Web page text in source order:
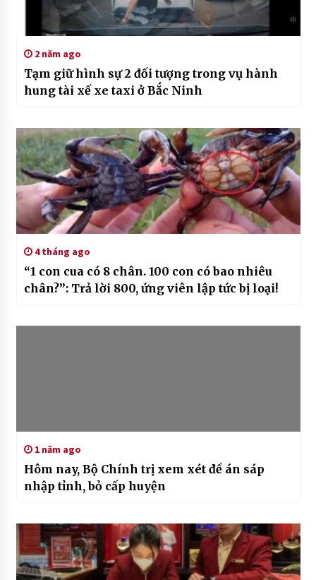
2 năm ago
Tạm giữ hình sự 2 đối tượng trong vụ hành
hung tài xế xe taxi ở Bắc Ninh
4 tháng ago
“1 con cua có 8 chân. 100 con có bao nhiêu
chân?”: Trả lời 800, ứng viên lập tức bị loại!
1 năm ago
Hôm nay, Bộ Chính trị xem xét đề án sáp
nhập tỉnh, bỏ cấp huyện